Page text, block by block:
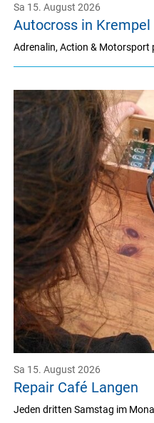
Autocross in Krempel
Sa 15. August 2026
Adrenalin, Action & Motorsport
Repair Café Langen
Sa 15. August 2026
Jeden dritten Samstag im